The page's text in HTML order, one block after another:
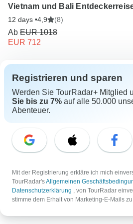
Vietnam und Bali
12 days •4,9 (8)
Ab EUR 1018
EUR 712
Europa entdecken
Europa von Edinburgh 10 Tage
England Rundreisen Europa
Schottland Rundreisen
Registrieren und sparen
Werden Sie TourRadar+ Mitglied
Sie bis zu 7% auf alle 50.000
Abenteuer.
Mit der Registrierung erkläre ich mich
TourRadar'sAllgemeinen
Datenschutzerklärung , von TourRadar
stimme dem Erhalt von Marketing-E-Mails